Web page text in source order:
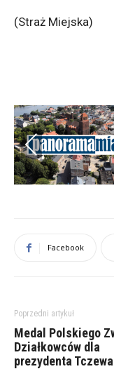
(Straż Miejska)
Previous
Facebook
Poprzedni artykuł
Medal Polskiego
Działkowców dla
prezydenta Tczewa